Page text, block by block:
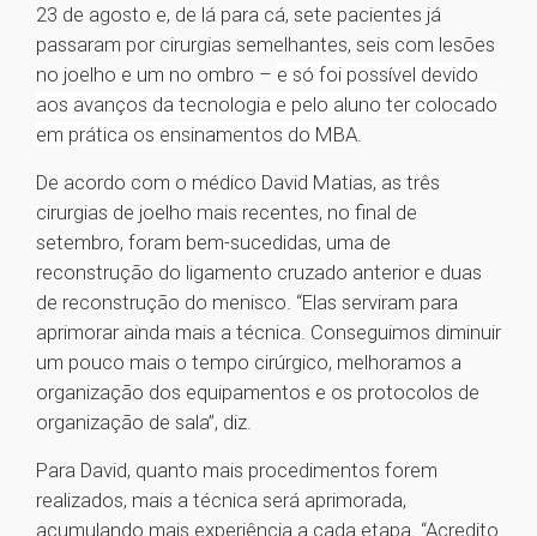
23 de agosto e, de lá para cá, sete pacientes já
passaram por cirurgias semelhantes, seis com lesões
no joelho e um no ombro – e só foi possível devido
aos avanços da tecnologia e pelo aluno ter colocado
em prática os ensinamentos do MBA.
De acordo com o médico David Matias, as três
cirurgias de joelho mais recentes, no final de
setembro, foram bem-sucedidas, uma de
reconstrução do ligamento cruzado anterior e duas
de reconstrução do menisco. “Elas serviram para
aprimorar ainda mais a técnica. Conseguimos diminuir
um pouco mais o tempo cirúrgico, melhoramos a
organização dos equipamentos e os protocolos de
organização de sala”, diz.
Para David, quanto mais procedimentos forem
realizados, mais a técnica será aprimorada,
acumulando mais experiência a cada etapa. “Acredito